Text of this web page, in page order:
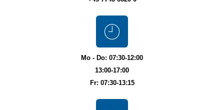
Mo - Do: 07:30-12:00
13:00-17:00
Fr: 07:30-13:15